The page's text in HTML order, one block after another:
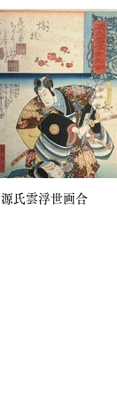
源氏雲浮世画合